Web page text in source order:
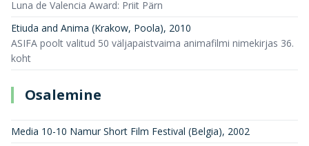
Luna de Valencia Award: Priit Pärn
Etiuda and Anima (Krakow, Poola), 2010
ASIFA poolt valitud 50 väljapaistvaima animafilmi nimekirjas 36.
koht
Osalemine
Media 10-10 Namur Short Film Festival (Belgia), 2002